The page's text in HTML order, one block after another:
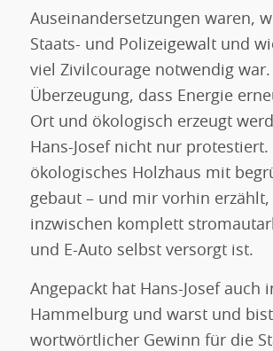
Auseinandersetzungen waren,
Staats- und Polizeigewalt und
viel Zivilcourage notwendig war.
Überzeugung, dass Energie
Ort und ökologisch erzeugt
Hans-Josef nicht nur protestiert.
ökologisches Holzhaus mit
gebaut – und mir vorhin erzählt,
inzwischen komplett
und E-Auto selbst versorgt ist.
Angepackt hat Hans-Josef auch
Hammelburg und warst und
wortwörtlicher Gewinn für die